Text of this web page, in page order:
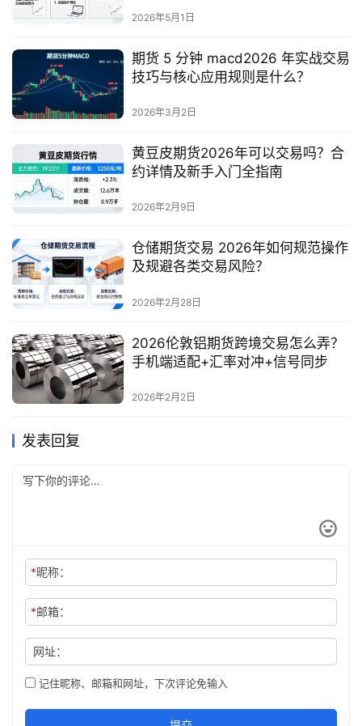
2026年5月1日
期货 5 分钟 macd2026 年实战交易
技巧与核心应用规则是什么？
2026年3月2日
黄豆皮期货2026年可以交易吗？合
约详情及新手入门全指南
2026年2月9日
仓储期货交易 2026年如何规范操作
及规避各类交易风险？
2026年2月28日
2026伦敦铝期货跨境交易怎么弄？
手机端适配+汇率对冲+信号同步
2026年2月2日
发表回复
*昵称：
*邮箱：
网址：
记住昵称、邮箱和网址，下次评论免输入